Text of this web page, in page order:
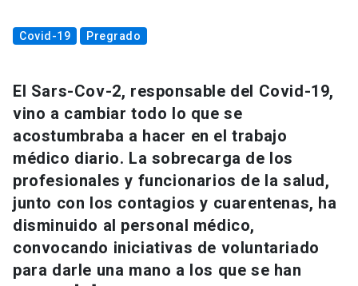
Covid-19 Pregrado
El Sars-Cov-2, responsable del Covid-19,
vino a cambiar todo lo que se
acostumbraba a hacer en el trabajo
médico diario. La sobrecarga de los
profesionales y funcionarios de la salud,
junto con los contagios y cuarentenas, ha
disminuido al personal médico,
convocando iniciativas de voluntariado
para darle una mano a los que se han